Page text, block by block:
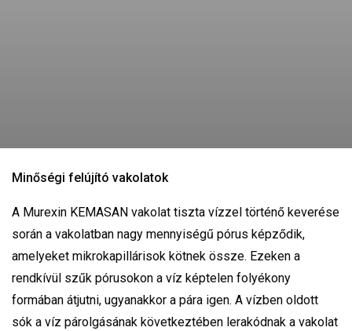
Minőségi felújító vakolatok
A Murexin KEMASAN vakolat tiszta vízzel történő keverése
során a vakolatban nagy mennyiségű pórus képződik,
amelyeket mikrokapillárisok kötnek össze. Ezeken a
rendkívül szűk pórusokon a víz képtelen folyékony
formában átjutni, ugyanakkor a pára igen. A vízben oldott
sók a víz párolgásának következtében lerakódnak a vakolat